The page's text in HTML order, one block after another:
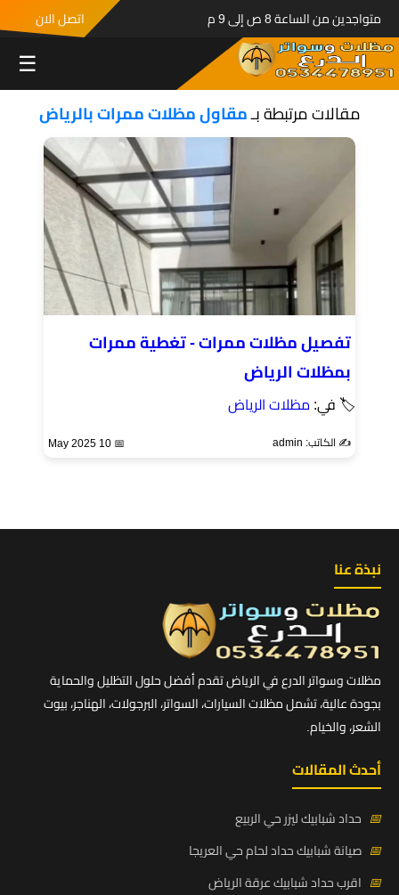
متواجدين من الساعة 8 ص إلى 9 م اتصل الان
☰
مقالات مرتبطة بـمقاول مظلات ممرات بالرياض
تفصيل مظلات ممرات - تغطية ممرات
بمظلات الرياض
🏷 في: مظلات الرياض
✍️ الكاتب: admin 📅 10 May 2025
نبذة عنا
مظلات وسواتر الدرع في الرياض تقدم أفضل حلول التظليل والحماية
بجودة عالية، تشمل مظلات السيارات، السواتر، البرجولات، الهناجر، بيوت
الشعر، والخيام.
أحدث المقالات
📅 حداد شبابيك ليزر حي الربيع
📅 صيانة شبابيك حداد لحام حي العريجا
📅 اقرب حداد شبابيك عرقة الرياض